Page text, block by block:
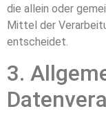
die allein oder
Mittel der
entscheidet.
3.